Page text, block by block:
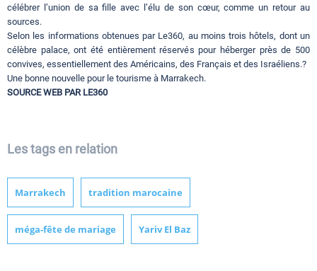
célébrer l’union de sa fille avec l’élu de son cœur, comme un retour au
sources.
Selon les informations obtenues par Le360, au moins trois hôtels, dont un
célèbre palace, ont été entièrement réservés pour héberger près de 500
convives, essentiellement des Américains, des Français et des Israéliens.?
Une bonne nouvelle pour le tourisme à Marrakech.
SOURCE WEB PAR LE360
Les tags en relation
Marrakech tradition marocaine
méga-fête de mariage Yariv El Baz